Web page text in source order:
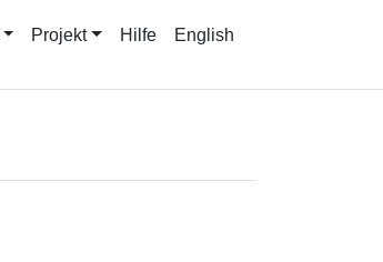
Projekt Hilfe English